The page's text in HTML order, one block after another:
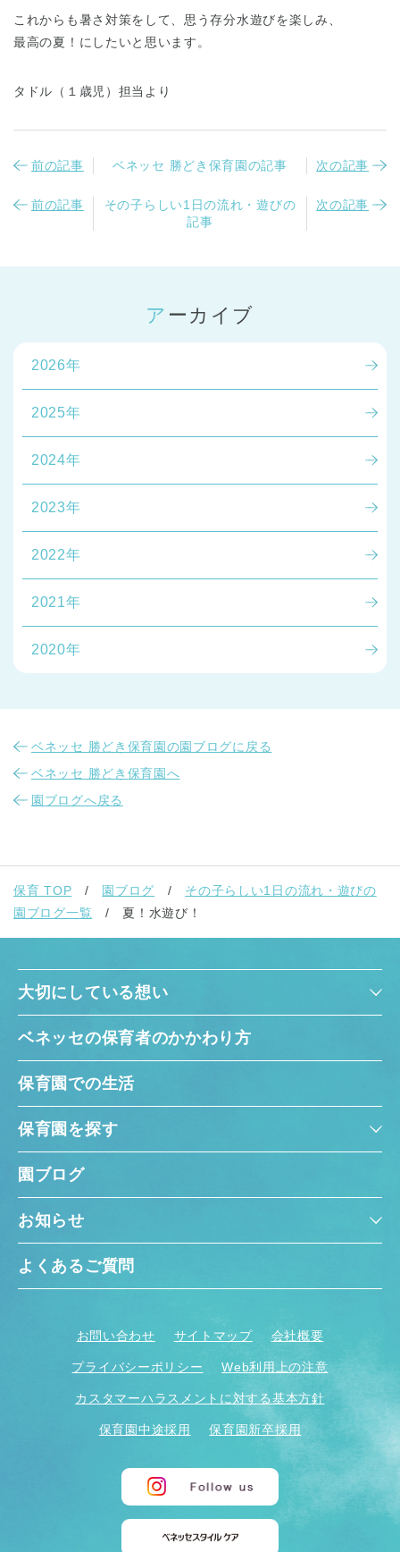
神奈川県 神奈川県 全域
千葉県 全域
兵庫県 兵庫県 全域
これからも暑さ対策をして、思う存分水遊びを楽しみ、
最高の夏！にしたいと思います。
タドル（１歳児）担当より
前の記事 ベネッセ 勝どき保育園の記事 次の記事
前の記事
その子らしい1日の流れ・遊びの
記事
次の記事
アーカイブ
2026年
2025年
2024年
2023年
2022年
2021年
2020年
ベネッセ 勝どき保育園の園ブログに戻る
ベネッセ 勝どき保育園へ
園ブログへ戻る
保育 TOP 園ブログ
その子らしい1日の流れ・遊びの
園ブログ一覧
夏！水遊び！
大切にしている想い
ベネッセの保育者のかかわり方
保育園での生活
保育園を探す
園ブログ
お知らせ
よくあるご質問
お問い合わせ サイトマップ 会社概要
プライバシーポリシー Web利用上の注意
カスタマーハラスメントに対する基本方針
保育園中途採用 保育園新卒採用